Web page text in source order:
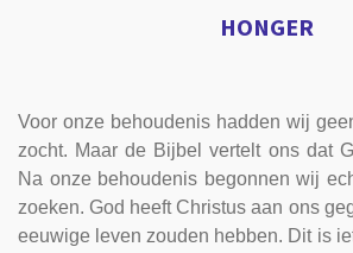
HONGER
Voor onze behoudenis hadden wij
zocht. Maar de Bijbel vertelt ons dat
Na onze behoudenis begonnen wij
zoeken. God heeft Christus aan ons
eeuwige leven zouden hebben. Dit is